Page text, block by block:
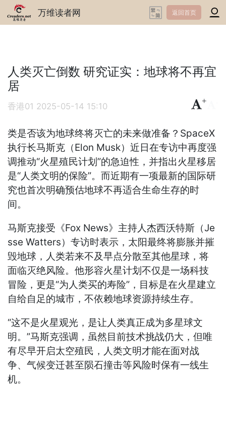
万维读者网 返回首页
人类灭亡倒数 研究证实：地球将不再宜
居
香港01 2025-05-14 15:10
+
类是否该为地球终将灭亡的未来做准备？SpaceX
执行长马斯克（Elon Musk）近日在专访中再度强
调推动“火星殖民计划”的急迫性，并指出火星移居
是“人类文明的保险”。而近期有一项最新的国际研
究也首次明确预估地球不再适合生命生存的时
间。
马斯克接受《Fox News》主持人杰西沃特斯（Je
sse Watters）专访时表示，太阳最终将膨胀并摧
毁地球，人类若来不及早点分散至其他星球，将
面临灭绝风险。他形容火星计划不仅是一场科技
冒险，更是“为人类买的寿险”，目标是在火星建立
自给自足的城市，不依赖地球资源持续生存。
“这不是火星观光，是让人类真正成为多星球文
明。”马斯克强调，虽然目前技术挑战仍大，但唯
有尽早开启太空殖民，人类文明才能在面对战
争、气候变迁甚至陨石撞击等风险时保有一线生
机。